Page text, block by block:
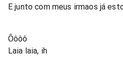
E junto com meus irmaos já
Ôôôô
Laia laia, ih